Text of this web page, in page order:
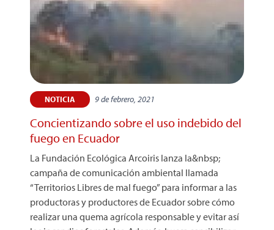
NOTICIA 9 de febrero, 2021
Concientizando sobre el uso indebido del
fuego en Ecuador
La Fundación Ecológica Arcoiris lanza la&nbsp;
campaña de comunicación ambiental llamada
“Territorios Libres de mal fuego” para informar a las
productoras y productores de Ecuador sobre cómo
realizar una quema agrícola responsable y evitar así